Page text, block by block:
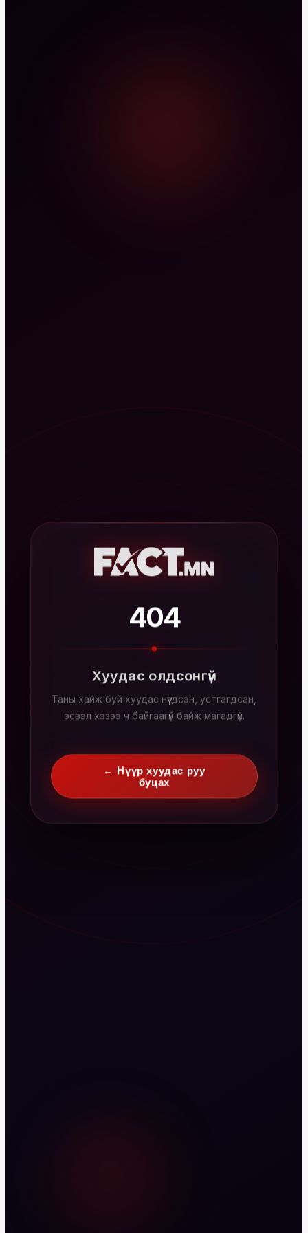
404
Хуудас олдсонгүй
Таны хайж буй хуудас нүүгдсэн, устгагдсан,
эсвэл хэзээ ч байгаагүй байж магадгүй.
← Нүүр хуудас руу
буцах